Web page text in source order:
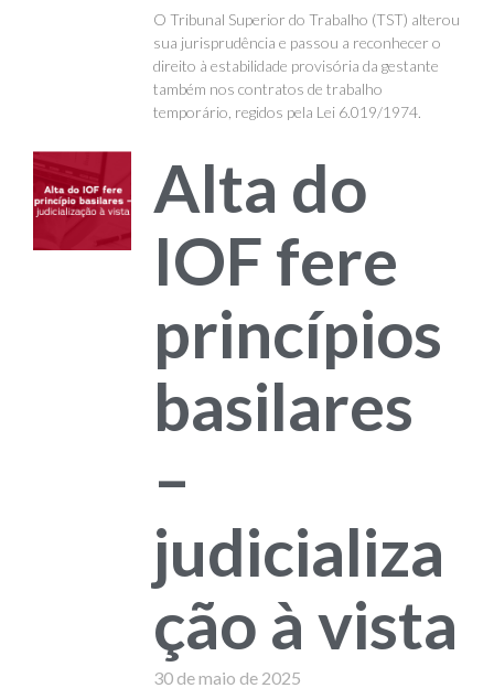
O Tribunal Superior do Trabalho (TST) alterou
sua jurisprudência e passou a reconhecer o
direito à estabilidade provisória da gestante
também nos contratos de trabalho
temporário, regidos pela Lei 6.019/1974.
Alta do
IOF fere
princípios
basilares
–
judicializa
ção à vista
30 de maio de 2025